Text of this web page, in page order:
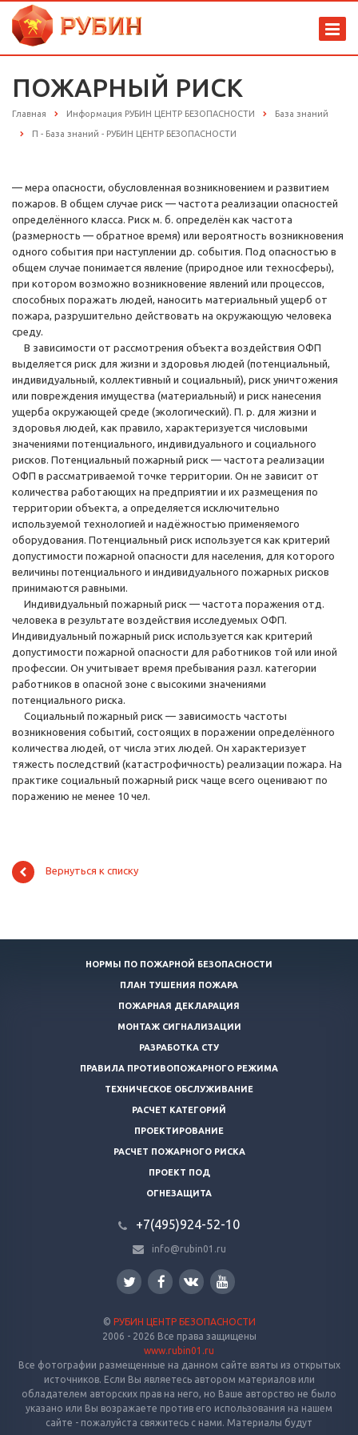
ПОЖАРНЫЙ РИСК
Главная Информация РУБИН ЦЕНТР БЕЗОПАСНОСТИ База знаний
П - База знаний - РУБИН ЦЕНТР БЕЗОПАСНОСТИ
— мера опасности, обусловленная возникновением и развитием
пожаров. В общем случае риск — частота реализации опасностей
определённого класса. Риск м. б. определён как частота
(размерность — обратное время) или вероятность возникновения
одного события при наступлении др. события. Под опасностью в
общем случае понимается явление (природное или техносферы),
при котором возможно возникновение явлений или процессов,
способных поражать людей, наносить материальный ущерб от
пожара, разрушительно действовать на окружающую человека
среду.
В зависимости от рассмотрения объекта воздействия ОФП
выделяется риск для жизни и здоровья людей (потенциальный,
индивидуальный, коллективный и социальный), риск уничтожения
или повреждения имущества (материальный) и риск нанесения
ущерба окружающей среде (экологический). П. р. для жизни и
здоровья людей, как правило, характеризуется числовыми
значениями потенциального, индивидуального и социального
рисков. Потенциальный пожарный риск — частота реализации
ОФП в рассматриваемой точке территории. Он не зависит от
количества работающих на предприятии и их размещения по
территории объекта, а определяется исключительно
используемой технологией и надёжностью применяемого
оборудования. Потенциальный риск используется как критерий
допустимости пожарной опасности для населения, для которого
величины потенциального и индивидуального пожарных рисков
принимаются равными.
Индивидуальный пожарный риск — частота поражения отд.
человека в результате воздействия исследуемых ОФП.
Индивидуальный пожарный риск используется как критерий
допустимости пожарной опасности для работников той или иной
профессии. Он учитывает время пребывания разл. категории
работников в опасной зоне с высокими значениями
потенциального риска.
Социальный пожарный риск — зависимость частоты
возникновения событий, состоящих в поражении определённого
количества людей, от числа этих людей. Он характеризует
тяжесть последствий (катастрофичность) реализации пожара. На
практике социальный пожарный риск чаще всего оценивают по
поражению не менее 10 чел.
Вернуться к списку
НОРМЫ ПО ПОЖАРНОЙ БЕЗОПАСНОСТИ
ПЛАН ТУШЕНИЯ ПОЖАРА
ПОЖАРНАЯ ДЕКЛАРАЦИЯ
МОНТАЖ СИГНАЛИЗАЦИИ
РАЗРАБОТКА СТУ
ПРАВИЛА ПРОТИВОПОЖАРНОГО РЕЖИМА
ТЕХНИЧЕСКОЕ ОБСЛУЖИВАНИЕ
РАСЧЕТ КАТЕГОРИЙ
ПРОЕКТИРОВАНИЕ
РАСЧЕТ ПОЖАРНОГО РИСКА
ПРОЕКТ ПОД
ОГНЕЗАЩИТА
+7(495)924-52-10
info@rubin01.ru
© РУБИН ЦЕНТР БЕЗОПАСНОСТИ
2006 - 2026 Все права защищены
www.rubin01.ru
Все фотографии размещенные на данном сайте взяты из открытых
источников. Если Вы являетесь автором материалов или
обладателем авторских прав на него, но Ваше авторство не было
указано или Вы возражаете против его использования на нашем
сайте - пожалуйста свяжитесь с нами. Материалы будут